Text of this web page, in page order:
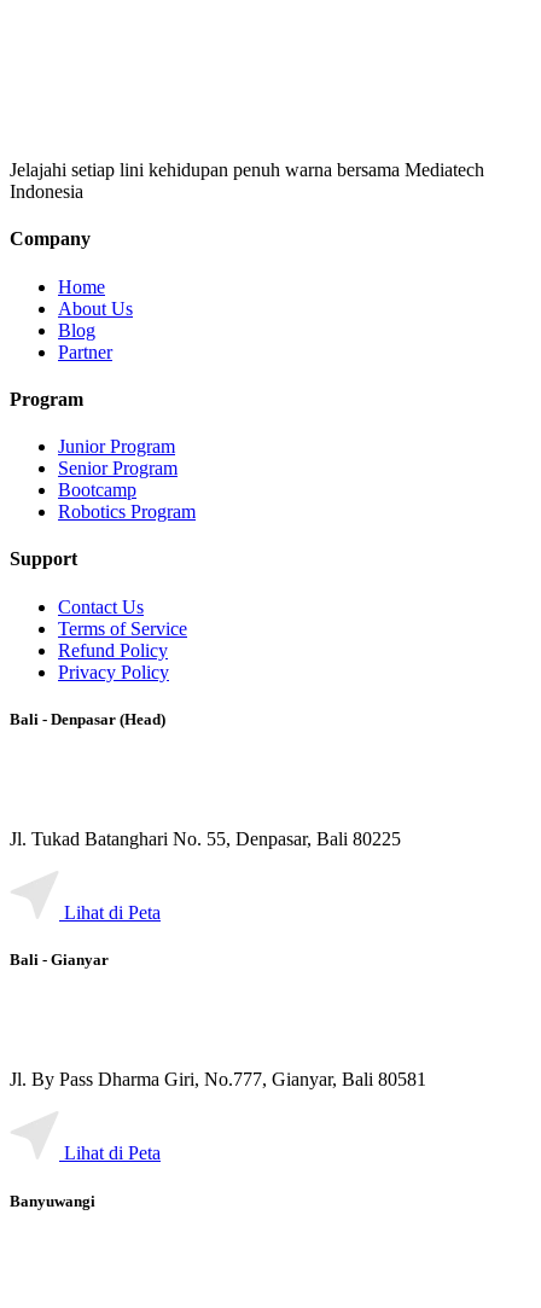
Jelajahi setiap lini kehidupan penuh warna bersama Mediatech
Indonesia
Company
Home
About Us
Blog
Partner
Program
Junior Program
Senior Program
Bootcamp
Robotics Program
Support
Contact Us
Terms of Service
Refund Policy
Privacy Policy
Bali - Denpasar (Head)
Jl. Tukad Batanghari No. 55, Denpasar, Bali 80225
Lihat di Peta
Bali - Gianyar
Jl. By Pass Dharma Giri, No.777, Gianyar, Bali 80581
Lihat di Peta
Banyuwangi